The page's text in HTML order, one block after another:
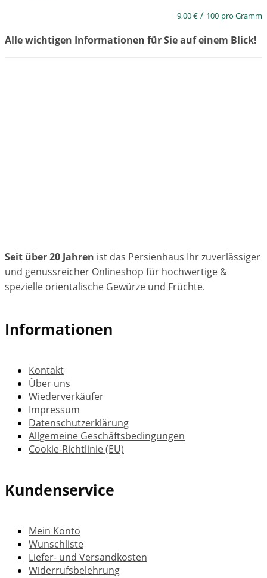
9,00€ / 100 pro Gramm
Alle wichtigen Informationen für Sie auf einem Blick!
Seit über 20 Jahren ist das Persienhaus Ihr zuverlässiger
und genussreicher Onlineshop für hochwertige &
spezielle orientalische Gewürze und Früchte.
Informationen
Kontakt
Über uns
Wiederverkäufer
Impressum
Datenschutzerklärung
Allgemeine Geschäftsbedingungen
Cookie-Richtlinie (EU)
Kundenservice
Mein Konto
Wunschliste
Liefer- und Versandkosten
Widerrufsbelehrung